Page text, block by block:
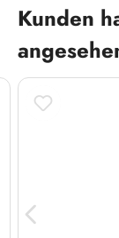
Produktgalerie
Kunden